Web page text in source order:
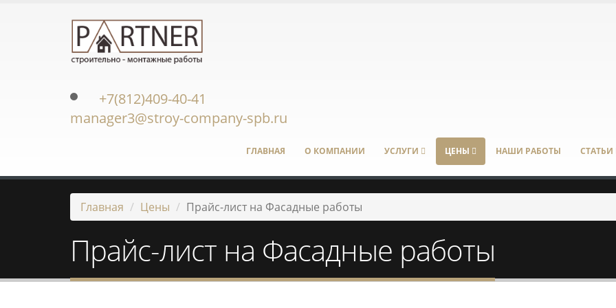
+7(812)409-40-41
manager3@stroy-company-spb.ru
ГЛАВНАЯ О КОМПАНИИ УСЛУГИ ЦЕНЫ НАШИ РАБОТЫ
Главная Цены Прайс-лист на Фасадные работы
Прайс-лист на Фасадные работы